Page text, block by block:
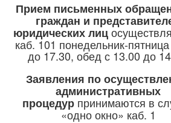
Прием письменных
граждан и
юридических лиц
каб. 101 понедельник-
до 17.30, обед с 13.00 до
Заявления по
административных
процедурпринимаются в
«одно окно» каб. 1
Горячая
+375 (1774) 5-
Главная